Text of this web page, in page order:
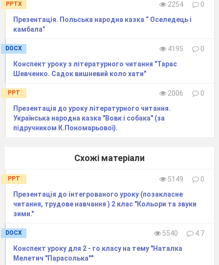
PPTX 2254
0
Презентація. Польська народна казка “ Оселедець і
камбала”
DOCX 4195
0
Конспект уроку з літературного читання "Тарас
Шевченко. Садок вишневий коло хати"
PPT 2006
0
Презентація до уроку літературного читання.
Українська народна казка "Вовк і собака" (за
підручником К.Пономарьової).
Схожі матеріали
PPT 5149
0
Презентація до інтегрованого уроку (позакласне
читання, трудове навчання ) 2 клас "Кольори та звуки
зими."
DOCX 5540
4.7
Конспект уроку для 2 - го класу на тему "Наталка
Мелетич "Парасолька""